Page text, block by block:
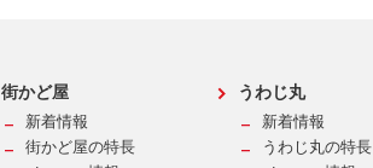
街かど屋
新着情報
街かど屋の特長
うわじ丸
新着情報
うわじ丸の特長